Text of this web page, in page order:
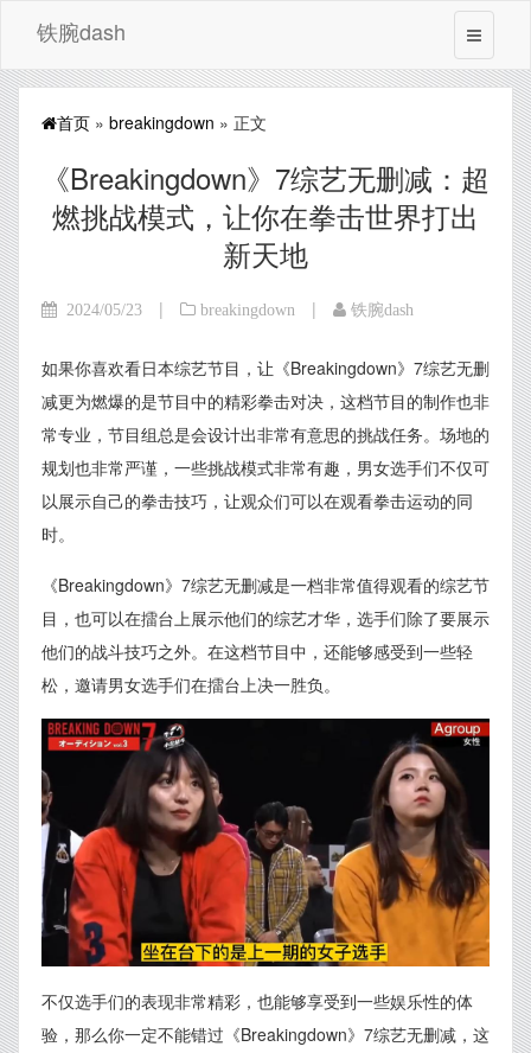
铁腕dash
首页 » breakingdown » 正文
《Breakingdown》7综艺无删减：超
燃挑战模式，让你在拳击世界打出
新天地
2024/05/23 | breakingdown | 铁腕dash
如果你喜欢看日本综艺节目，让《Breakingdown》7综艺无删
减更为燃爆的是节目中的精彩拳击对决，这档节目的制作也非
常专业，节目组总是会设计出非常有意思的挑战任务。场地的
规划也非常严谨，一些挑战模式非常有趣，男女选手们不仅可
以展示自己的拳击技巧，让观众们可以在观看拳击运动的同
时。
《Breakingdown》7综艺无删减是一档非常值得观看的综艺节
目，也可以在擂台上展示他们的综艺才华，选手们除了要展示
他们的战斗技巧之外。在这档节目中，还能够感受到一些轻
松，邀请男女选手们在擂台上决一胜负。
不仅选手们的表现非常精彩，也能够享受到一些娱乐性的体
验，那么你一定不能错过《Breakingdown》7综艺无删减，这